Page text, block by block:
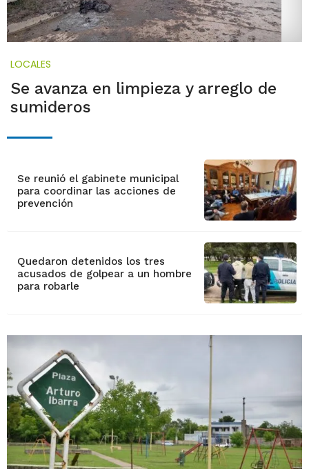
LOCALES
Se avanza en limpieza y arreglo de
sumideros
Se reunió el gabinete municipal
para coordinar las acciones de
prevención
Quedaron detenidos los tres
acusados de golpear a un hombre
para robarle